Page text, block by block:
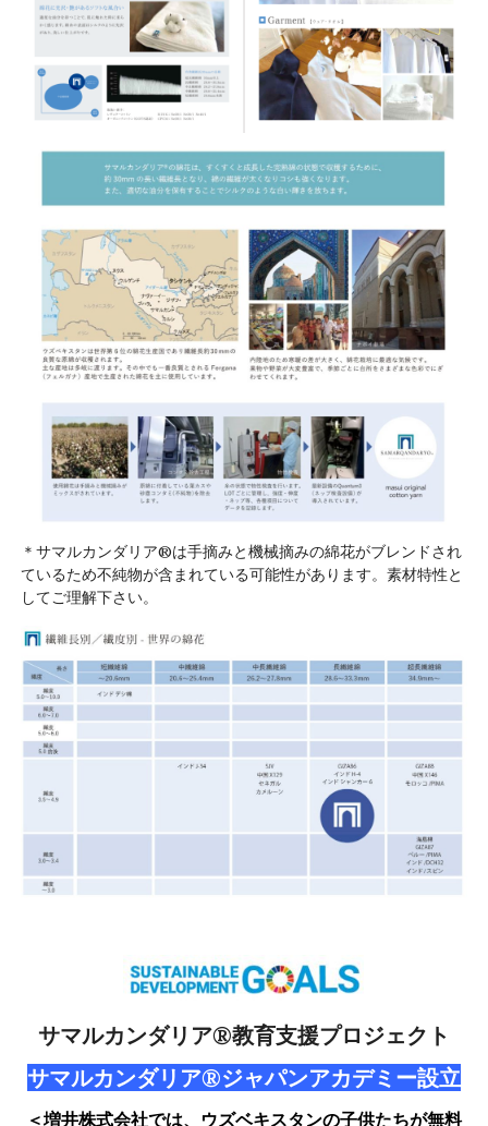
＊サマルカンダリア®は手摘みと機械摘みの綿花がブレンドされ
ているため不純物が含まれている可能性があります。素材特性と
してご理解下さい。
サマルカンダリア®教育支援プロジェクト
サマルカンダリア®ジャパンアカデミー設立
＜増井株式会社では、ウズベキスタンの子供たちが無料